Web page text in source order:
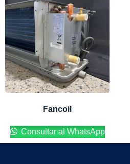
Fancoil
Consultar al WhatsApp